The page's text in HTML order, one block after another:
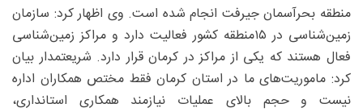
منطقه بحرآسمان جیرفت انجام شده است. وی اظهار کرد: سازمان
زمین‌شناسی در ۱۵منطقه کشور فعالیت دارد و مراکز زمین‌شناسی
فعال هستند که یکی از مراکز در کرمان قرار دارد. شریعتمدار بیان
کرد: ماموریت‌های ما در استان کرمان فقط مختص همکاران اداره
نیست و حجم بالای عملیات نیازمند همکاری استانداری،